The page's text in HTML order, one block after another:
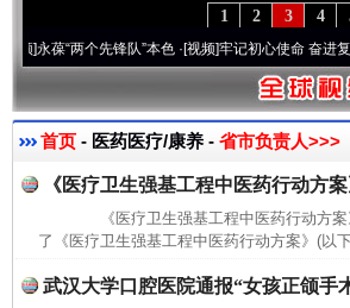
4
3
2
1
葆“两个先锋队”本色·[视频]牢记初心使命 奋进复兴征
首页 - 医药医疗/康养 - 省市负责人>>>
《医疗卫生强基工程中医药行动方
《医疗卫生强基工程中医药行动方
了《医疗卫生强基工程中医药行动方案》(以
武汉大学口腔医院通报“女孩正颌手